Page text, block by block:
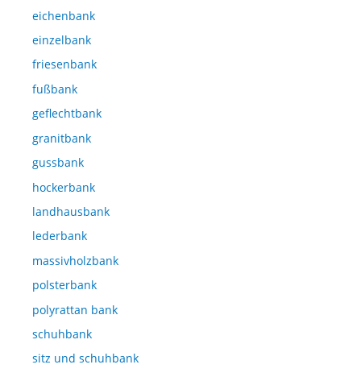
eichenbank
einzelbank
friesenbank
fußbank
geflechtbank
granitbank
gussbank
hockerbank
landhausbank
lederbank
massivholzbank
polsterbank
polyrattan bank
schuhbank
sitz und schuhbank